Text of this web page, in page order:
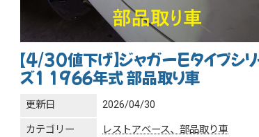
【4/30値下げ】ジャガーEタイプシ
ズ1 1966年式 部品取り車
更新日 2026/04/30
カテゴリー レストアベース、部品取り車